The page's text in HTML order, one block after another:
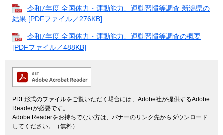
令和7年度 全国体力・運動能力、運動習慣等調査 新潟県の
結果 [PDFファイル／276KB]
令和7年度 全国体力・運動能力、運動習慣等調査の概要
[PDFファイル／488KB]
PDF形式のファイルをご覧いただく場合には、Adobe社が提供するAdobe
Readerが必要です。
Adobe Readerをお持ちでない方は、バナーのリンク先からダウンロード
してください。（無料）